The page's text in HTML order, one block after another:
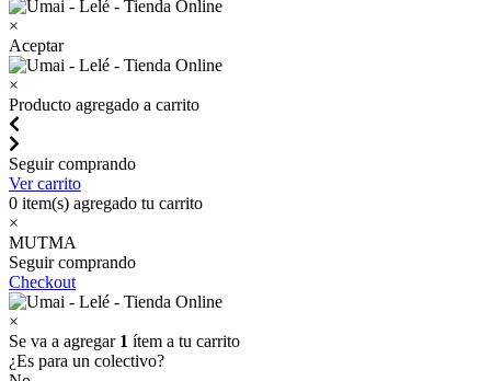
×
Aceptar
×
Producto agregado a carrito
Seguir comprando
Ver carrito
0 item(s) agregado tu carrito
×
MUTMA
Seguir comprando
Checkout
×
Se va a agregar 1 ítem a tu carrito
¿Es para un colectivo?